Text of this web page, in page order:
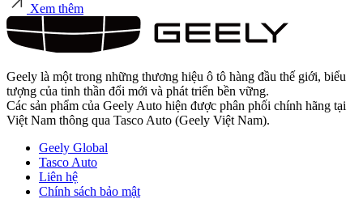
Xem thêm
Geely là một trong những thương hiệu ô tô hàng đầu thế giới, biểu
tượng của tinh thần đổi mới và phát triển bền vững.
Các sản phẩm của Geely Auto hiện được phân phối chính hãng tại
Việt Nam thông qua Tasco Auto (Geely Việt Nam).
Geely Global
Tasco Auto
Liên hệ
Chính sách bảo mật